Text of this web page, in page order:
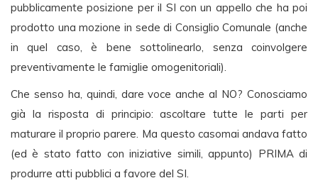
pubblicamente posizione per il SI con un appello che ha poi
prodotto una mozione in sede di Consiglio Comunale (anche
in quel caso, è bene sottolinearlo, senza coinvolgere
preventivamente le famiglie omogenitoriali).
Che senso ha, quindi, dare voce anche al NO? Conosciamo
già la risposta di principio: ascoltare tutte le parti per
maturare il proprio parere. Ma questo casomai andava fatto
(ed è stato fatto con iniziative simili, appunto) PRIMA di
produrre atti pubblici a favore del SI.